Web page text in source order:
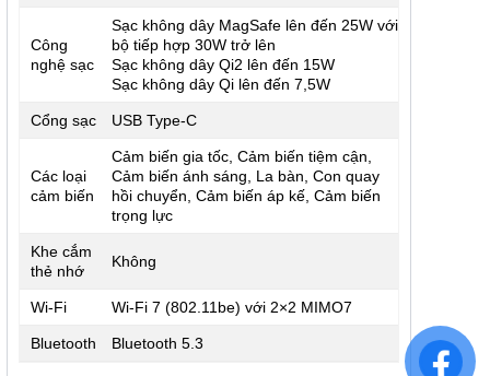
Công
nghệ sạc
Sạc không dây MagSafe lên đến 25W với
bộ tiếp hợp 30W trở lên
Sạc không dây Qi2 lên đến 15W
Sạc không dây Qi lên đến 7,5W
Cổng sạc USB Type-C
Các loại
cảm biến
Cảm biến gia tốc, Cảm biến tiệm cận,
Cảm biến ánh sáng, La bàn, Con quay
hồi chuyển, Cảm biến áp kế, Cảm biến
trọng lực
Khe cắm
thẻ nhớ
Không
Wi-Fi Wi‑Fi 7 (802.11be) với 2×2 MIMO7
Bluetooth Bluetooth 5.3